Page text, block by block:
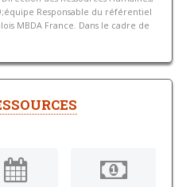
Responsable du référentiel
MBDA France. Dans le cadre de